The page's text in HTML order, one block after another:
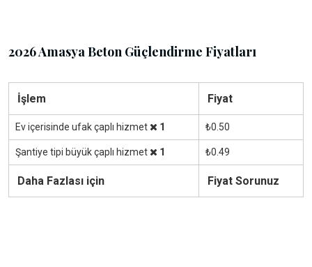
2026 Amasya Beton Güçlendirme Fiyatları
İşlem Fiyat
Ev içerisinde ufak çaplı hizmet 1 ₺0.50
Şantiye tipi büyük çaplı hizmet 1 ₺0.49
Daha Fazlası için Fiyat Sorunuz